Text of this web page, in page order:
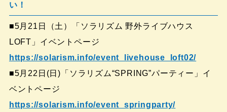
い！
■5月21日（土）「ソラリズム 野外ライブハウス
LOFT」イベントページ
https://solarism.info/event_livehouse_loft02/
■5月22日(日)「ソラリズム“SPRING”パーティー」イ
ベントページ
https://solarism.info/event_springparty/